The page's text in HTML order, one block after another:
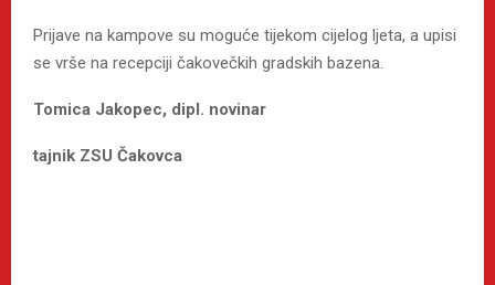
Prijave na kampove su moguće tijekom cijelog ljeta, a upisi
se vrše na recepciji čakovečkih gradskih bazena.
Tomica Jakopec, dipl. novinar
tajnik ZSU Čakovca